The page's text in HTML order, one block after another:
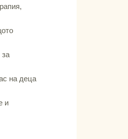
за
на деца
и